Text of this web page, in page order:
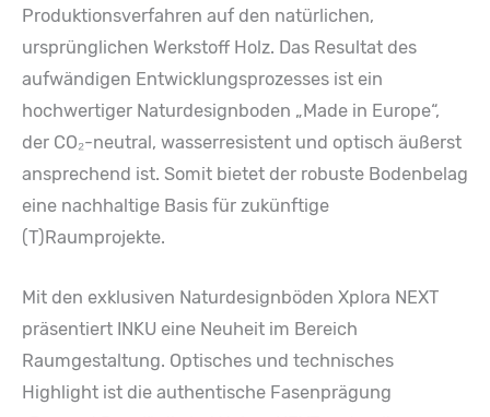
Produktionsverfahren auf den natürlichen,
ursprünglichen Werkstoff Holz. Das Resultat des
aufwändigen Entwicklungsprozesses ist ein
hochwertiger Naturdesignboden „Made in Europe“,
der CO₂-neutral, wasserresistent und optisch äußerst
ansprechend ist. Somit bietet der robuste Bodenbelag
eine nachhaltige Basis für zukünftige
(T)Raumprojekte.
Mit den exklusiven Naturdesignböden Xplora NEXT
präsentiert INKU eine Neuheit im Bereich
Raumgestaltung. Optisches und technisches
Highlight ist die authentische Fasenprägung